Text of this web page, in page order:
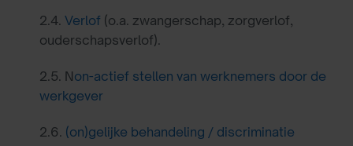
2.4. Verlof (o.a. zwangerschap, zorgverlof,
ouderschapsverlof).
2.5. Non-actief stellen van werknemers door de
werkgever
2.6. (on)gelijke behandeling / discriminatie